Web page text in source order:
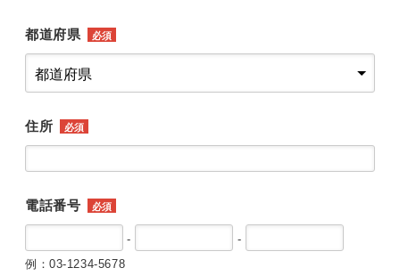
都道府県 必須
住所 必須
電話番号 必須
-
-
例：03-1234-5678